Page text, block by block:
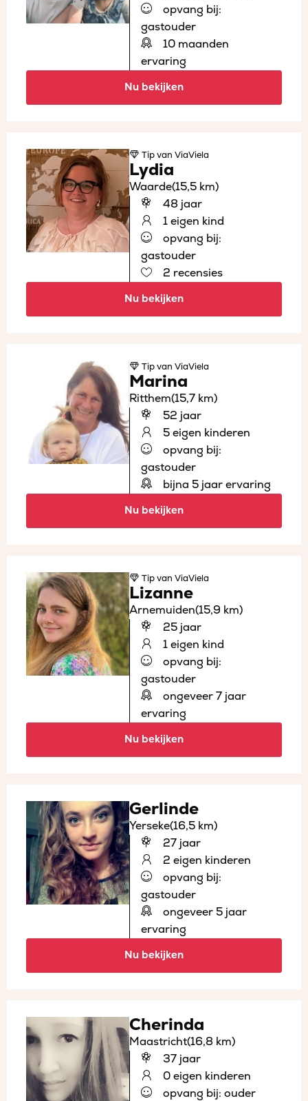
opvang bij:
gastouder
10 maanden
ervaring
Nu bekijken
Tipvan ViaViela
Lydia
Waarde(15,5 km)
48 jaar
1 eigen kind
opvang bij:
gastouder
2 recensies
Nu bekijken
Tipvan ViaViela
Marina
Ritthem(15,7 km)
52 jaar
5 eigen kinderen
opvang bij:
gastouder
bijna 5 jaar ervaring
Nu bekijken
Tipvan ViaViela
Lizanne
Arnemuiden(15,9 km)
25 jaar
1 eigen kind
opvang bij:
gastouder
ongeveer 7 jaar
ervaring
Nu bekijken
Gerlinde
Yerseke(16,5 km)
27 jaar
2 eigen kinderen
opvang bij:
gastouder
ongeveer 5 jaar
ervaring
Nu bekijken
Cherinda
Maastricht(16,8 km)
37 jaar
0 eigen kinderen
opvang bij: ouder